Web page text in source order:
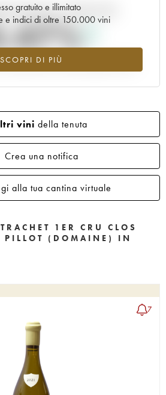
gratuito e illimitato
e indici di oltre 150.000 vini
SCOPRI DI PIÙ
quotazione in tempo reale
l'annata 2020 nel 2026 rispetto al 2025
vini della tenuta
Crea una notifica
alla tua cantina virtuale
1ER CRU CLOS
PILLOT (DOMAINE) IN
7